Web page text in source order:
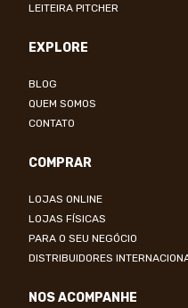
LEITEIRA PITCHER
EXPLORE
BLOG
QUEM SOMOS
CONTATO
COMPRAR
LOJAS ONLINE
LOJAS FÍSICAS
PARA O SEU NEGÓCIO
DISTRIBUIDORES
NOS ACOMPANHE